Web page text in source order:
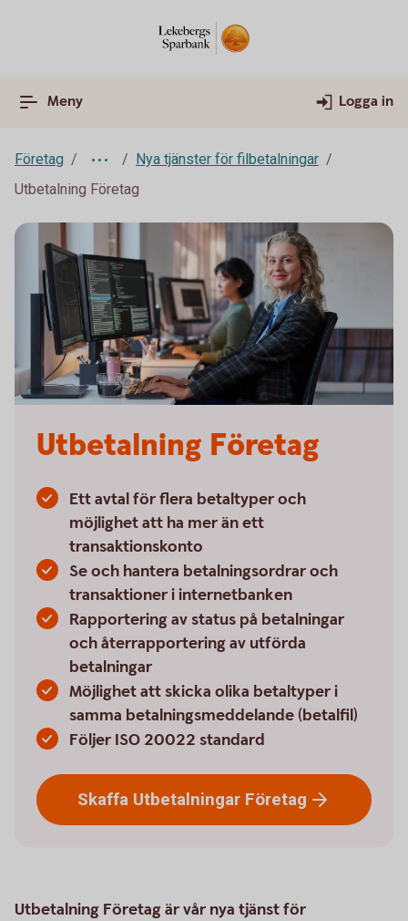
Meny Logga in
Företag
Nya tjänster för filbetalningar
Utbetalning Företag
Utbetalning Företag
Ett avtal för flera betaltyper och
möjlighet att ha mer än ett
transaktionskonto
Se och hantera betalningsordrar och
transaktioner i internetbanken
Rapportering av status på betalningar
och återrapportering av utförda
betalningar
Möjlighet att skicka olika betaltyper i
samma betalningsmeddelande (betalfil)
Följer ISO 20022 standard
Skaffa Utbetalningar Företag
Utbetalning Företag är vår nya tjänst för